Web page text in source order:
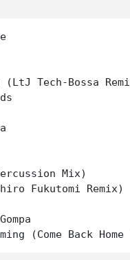
Tech-Bossa
Mix)
Fukutomi Remix)